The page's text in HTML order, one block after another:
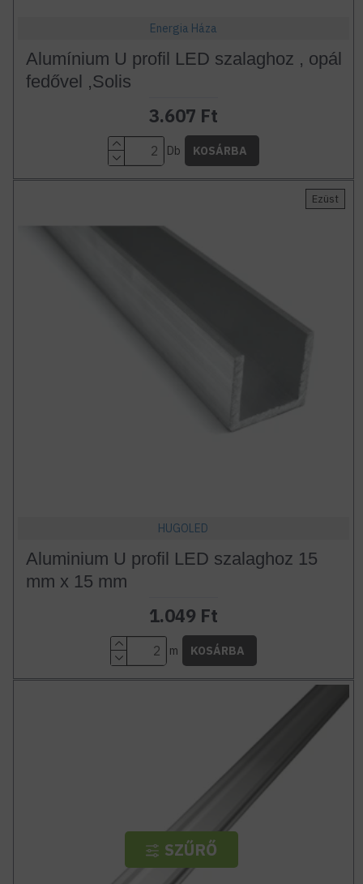
Energia Háza
Alumínium U profil LED szalaghoz , opál
fedővel ,Solis
3.607 Ft
Db KOSÁRBA
Ezüst
HUGOLED
Aluminium U profil LED szalaghoz 15
mm x 15 mm
1.049 Ft
m KOSÁRBA
SZŰRŐ